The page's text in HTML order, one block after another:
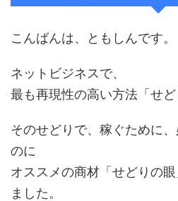
こんばんは、ともしんです。
ネットビジネスで、
最も再現性の高い方法「せど
そのせどりで、稼ぐために
のに
オススメの商材「せどりの
ました。